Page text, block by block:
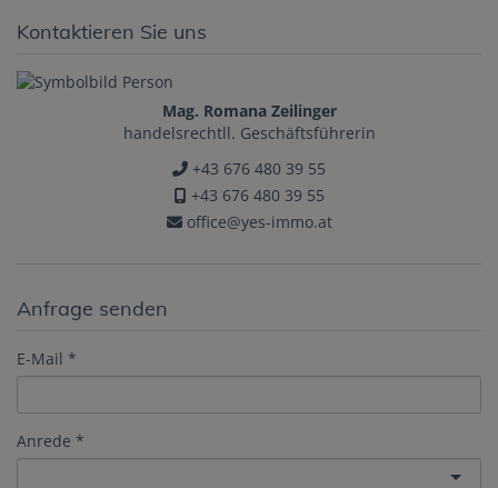
Kontaktieren Sie uns
Mag. Romana Zeilinger
handelsrechtll. Geschäftsführerin
+43 676 480 39 55
+43 676 480 39 55
office@yes-immo.at
Anfrage senden
E-Mail
Anrede